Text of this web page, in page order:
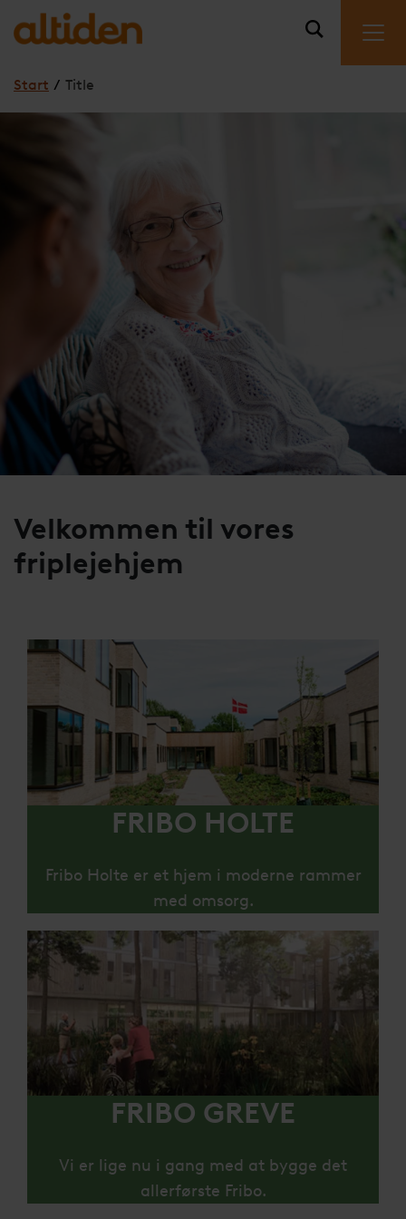
Start / Title
Velkommen til vores
friplejehjem
FRIBO HOLTE
Fribo Holte er et hjem i moderne rammer
med omsorg.
FRIBO GREVE
Vi er lige nu i gang med at bygge det
allerførste Fribo.